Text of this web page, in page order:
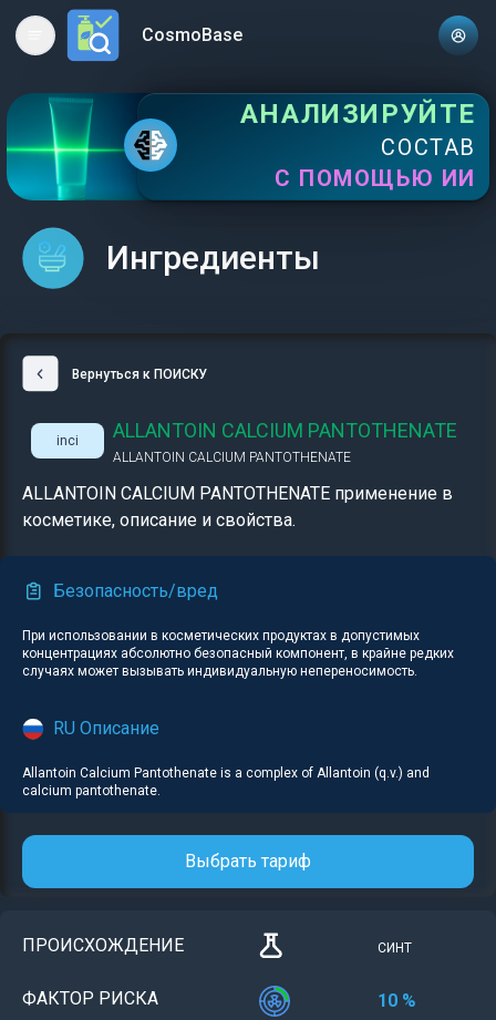
Open main menuCosmoBase
АНАЛИЗИРУЙТЕ
СОСТАВ
С ПОМОЩЬЮ ИИ
Ингредиенты
Вернуться к ПОИСКУ
inci ALLANTOIN CALCIUM PANTOTHENATE
ALLANTOIN CALCIUM PANTOTHENATE
ALLANTOIN CALCIUM PANTOTHENATE применение в
косметике, описание и свойства.
Безопасность/вред
При использовании в косметических продуктах в допустимых
концентрациях абсолютно безопасный компонент, в крайне редких
случаях может вызывать индивидуальную непереносимость.
RU Описание
Allantoin Calcium Pantothenate is a complex of Allantoin (q.v.) and
calcium pantothenate.
Выбрать тариф
ПРОИСХОЖДЕНИЕ СИНТ
ФАКТОР РИСКА 10 %